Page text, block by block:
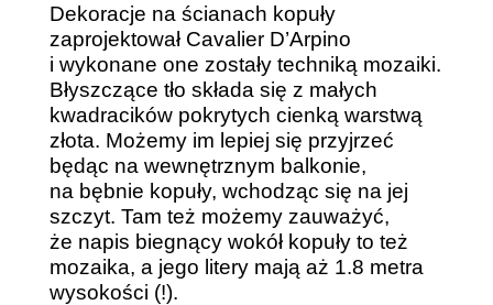
Dekoracje na ścianach kopuły
zaprojektował Cavalier D’Arpino
i wykonane one zostały techniką mozaiki.
Błyszczące tło składa się z małych
kwadracików pokrytych cienką warstwą
złota. Możemy im lepiej się przyjrzeć
będąc na wewnętrznym balkonie,
na bębnie kopuły, wchodząc się na jej
szczyt. Tam też możemy zauważyć,
że napis biegnący wokół kopuły to też
mozaika, a jego litery mają aż 1.8 metra
wysokości (!).